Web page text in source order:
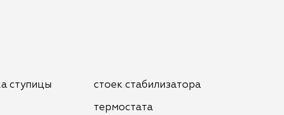
ступицы стоек стабилизатора
термостата